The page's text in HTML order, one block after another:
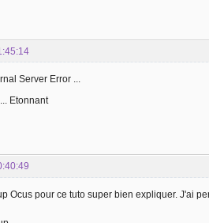
Server Error ...
Etonnant
Ocus pour ce tuto super bien expliquer. J'ai